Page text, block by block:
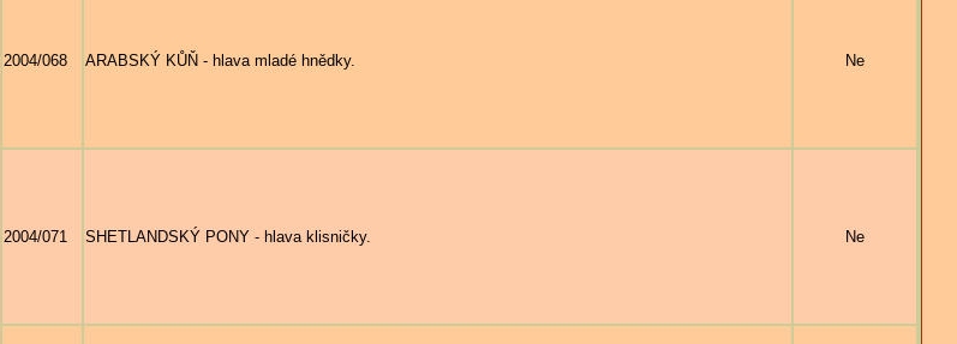
2004/068 ARABSKÝ KŮŇ - hlava mladé hnědky. Ne
2004/071 SHETLANDSKÝ PONY - hlava klisničky. Ne